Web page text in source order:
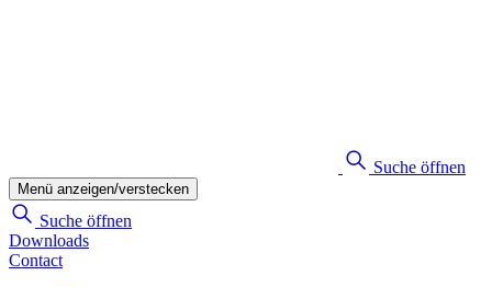
Suche öffnen
Menü anzeigen/verstecken
Suche öffnen
Downloads
Contact